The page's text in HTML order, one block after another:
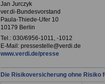
Jan Jurczyk
ver.di-Bundesvorstand
Paula-Thiede-Ufer 10
10179 Berlin
Tel.: 030/6956-1011, -1012
E-Mail: pressestelle@verdi.de
www.verdi.de/presse
Die Risikoversicherung ohne Risiko